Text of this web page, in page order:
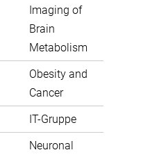
Imaging of
Brain
Metabolism
Obesity and
Cancer
IT-Gruppe
Neuronal